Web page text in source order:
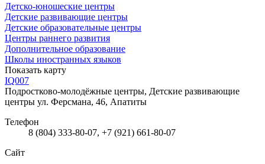
Детско-юношеские центры
Детские развивающие центры
Детские образовательные центры
Центры раннего развития
Дополнительное образование
Школы иностранных языков
Показать карту
IQ007
Подростково-молодёжные центры, Детские развивающие
центры ул. Ферсмана, 46, Апатиты
Телефон
8 (804) 333-80-07, +7 (921) 661-80-07
Сайт